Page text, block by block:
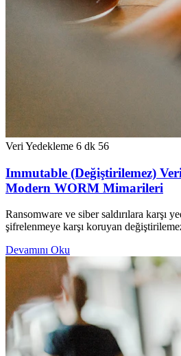
Veri Yedekleme 6 dk 56
Immutable (Değiştirilemez)
Modern WORM Mimarileri
Ransomware ve siber saldırılara karşı
şifrelenmeye karşı koruyan
Devamını Oku